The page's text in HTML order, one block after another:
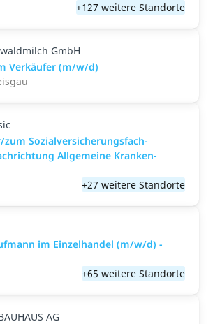
+127 weitere Standorte
GmbH
Verkäufer (m/w/d)
zum Sozial­versicher­ungs­fach­
All­gemeine Kranken­
+27 weitere Standorte
im Einzelhandel (m/w/d) -
+65 weitere Standorte
AG